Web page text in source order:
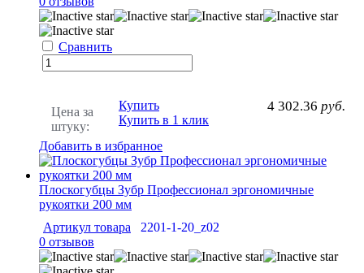
Сравнить
Цена за
штуку:
4 302.36 руб.
Купить
Купить в 1 клик
Добавить в избранное
Плоскогубцы Зубр Профессионал эргономичные
рукоятки 200 мм
Артикул товара
2201-1-20_z02
0 отзывов